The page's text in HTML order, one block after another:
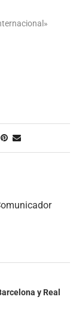
y Real